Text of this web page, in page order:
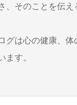
、そのことを伝え
グは心の健康、体
ます。